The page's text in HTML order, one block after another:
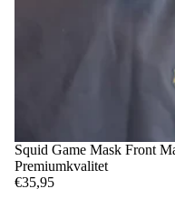
Squid Game Mask Front
Premiumkvalitet
€35,95